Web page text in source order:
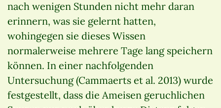
nach wenigen Stunden nicht mehr daran
erinnern, was sie gelernt hatten,
wohingegen sie dieses Wissen
normalerweise mehrere Tage lang speichern
können. In einer nachfolgenden
Untersuchung (Cammaerts et al. 2013) wurde
festgestellt, dass die Ameisen geruchlichen